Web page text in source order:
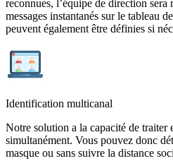
reconnues, l’équipe de direction sera
messages instantanés sur le tableau
peuvent également être définies si
Identification multicanal
Notre solution a la capacité de
simultanément. Vous pouvez donc
masque ou sans suivre la distance